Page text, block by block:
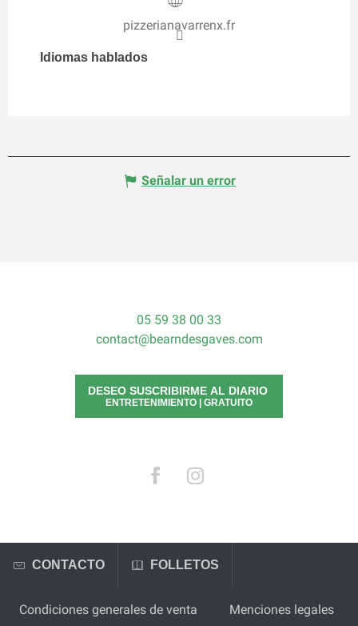
pizzerianavarrenx.fr
Idiomas hablados
Idiomas hablados
Señalar un error
05 59 38 00 33
contact@bearndesgaves.com
DESEO SUSCRIBIRME AL DIARIO
ENTRETENIMIENTO | GRATUITO
CONTACTO FOLLETOS
Condiciones generales de venta Menciones legales